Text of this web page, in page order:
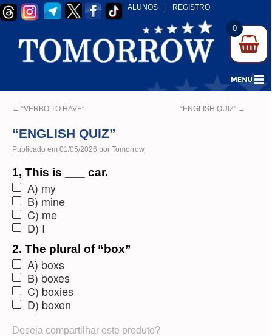
ALUNOS REGISTRO
← “VERBO TO HAVE” “ENGLISH QUIZ” →
“ENGLISH QUIZ”
Publicado em 01/05/2026 por Tomorrow
1, This is ___ car.
A) my
B) mine
C) me
D) I
2. The plural of “box”
A) boxs
B) boxes
C) boxies
D) boxen
Deseja compartilhar este produto?
0